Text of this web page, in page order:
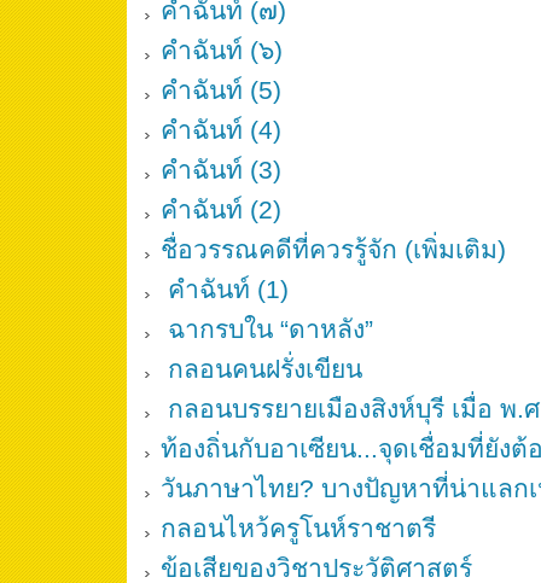
คำฉันท์ (๗)
คำฉันท์ (๖)
คำฉันท์ (5)
คำฉันท์ (4)
คำฉันท์ (3)
คำฉันท์ (2)
ชื่อวรรณคดีที่ควรรู้จัก (เพิ่มเติม)
คำฉันท์ (1)
ฉากรบใน “ดาหลัง”
กลอนคนฝรั่งเขียน
กลอนบรรยายเมืองสิงห์บุรี เมื่อ พ.
ท้องถิ่นกับอาเซียน...จุดเชื่อมที่ยังต้
วันภาษาไทย? บางปัญหาที่น่าแลก
กลอนไหว้ครูโนห์ราชาตรี
ข้อเสียของวิชาประวัติศาสตร์